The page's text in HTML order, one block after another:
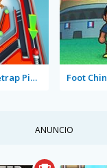
Tom & Jerry Mousetrap Pinball Foot
ANUNCIO